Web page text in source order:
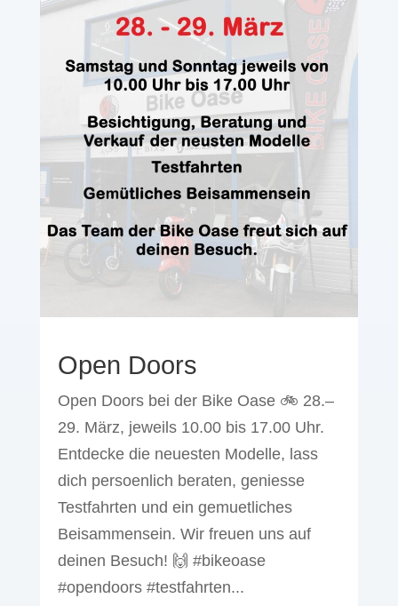
Open Doors
Open Doors bei der Bike Oase 🚲 28.–
29. März, jeweils 10.00 bis 17.00 Uhr.
Entdecke die neuesten Modelle, lass
dich persoenlich beraten, geniesse
Testfahrten und ein gemuetliches
Beisammensein. Wir freuen uns auf
deinen Besuch! 🙌 #bikeoase
#opendoors #testfahrten...